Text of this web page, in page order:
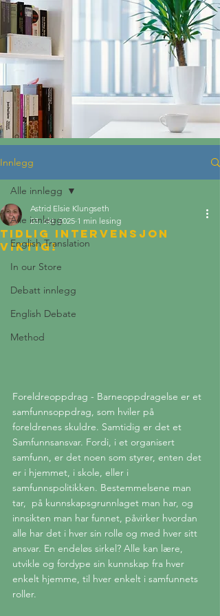
Innlegg
Alle innlegg
English Translation
In our Store
Debatt innlegg
English Debate
Method
Alle innlegg
tidlig Intervensjon
Viktig!
Astrid Elsie Klungseth
23. okt. 2025 1 min lesing
Foreldreoppdrag - Barneoppdragelse er et
samfunnsoppdrag, som hviler på
foreldrenes skuldre. Samtidig er det et
Samfunnsansvar. Fordi, i et organisert
samfunn, er det noen som styrer, enten det
er i hjemmet, i skole, eller i
samfunnspolitikken. Bestemmelsene man
tar,  på kunnskapsgrunnlaget man har, og
innsikten man har funnet, påvirker hvordan
alle har det i hver sin rolle og med hver sitt
ansvar. En endeløs sirkel? Alle kan lære,
utvikle og fordype sin kunnskap fra hver
enkelt hjemme, til hver enkelt i samfunnets
roller.